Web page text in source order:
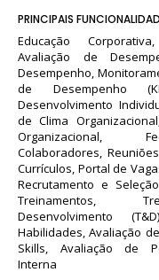
PRINCIPAIS
Educação
Avaliação de
Desempenho,
de Desempenho
Desenvolvimento
de Clima
Organizacional,
Colaboradores,
Currículos, Portal de
Recrutamento e
Treinamentos,
Desenvolvimento
Habilidades, Avaliação
Skills, Avaliação de
Interna